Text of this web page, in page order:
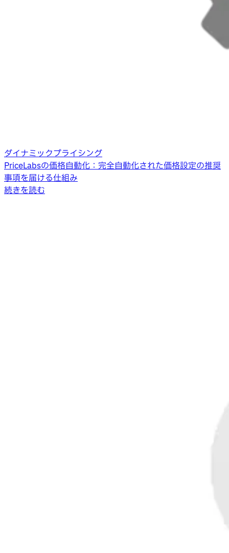
ダイナミックプライシング
PriceLabsの価格自動化：完全自動化された価格設定の推奨
事項を届ける仕組み
続きを読む